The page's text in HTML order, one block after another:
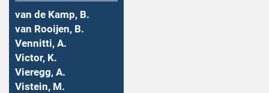
van de Kamp, B.
van Rooijen, B.
Vennitti, A.
Victor, K.
Vieregg, A.
Vistein, M.